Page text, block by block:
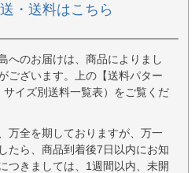
・送料はこちら
へのお届けは、商品によりまし
ございます。上の【送料パター
イズ別送料一覧表）をご覧くだ
万全を期しておりますが、万一
たら、商品到着後7日以内にお知
つきましては、1週間以内、未開